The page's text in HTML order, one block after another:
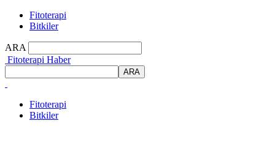
Fitoterapi
Bitkiler
ARA
Fitoterapi Haber
Fitoterapi
Bitkiler